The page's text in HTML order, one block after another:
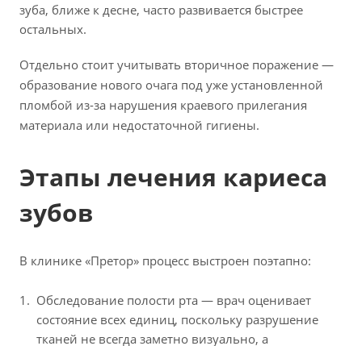
зуба, ближе к десне, часто развивается быстрее
остальных.
Отдельно стоит учитывать вторичное поражение —
образование нового очага под уже установленной
пломбой из-за нарушения краевого прилегания
материала или недостаточной гигиены.
Этапы лечения кариеса
зубов
В клинике «Претор» процесс выстроен поэтапно:
Обследование полости рта — врач оценивает
состояние всех единиц, поскольку разрушение
тканей не всегда заметно визуально, а